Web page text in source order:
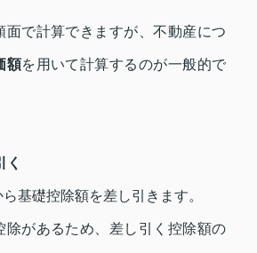
面で計算できますが、不動産につ
額を用いて計算するのが一般的で
く
基礎控除額を差し引きます。
除があるため、差し引く控除額の